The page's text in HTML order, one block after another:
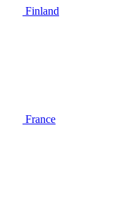
Finland
France